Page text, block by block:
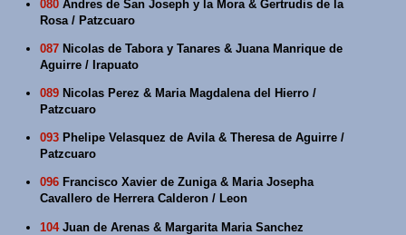
080 Andres de San Joseph y la Mora & Gertrudis de la
Rosa / Patzcuaro
087 Nicolas de Tabora y Tanares & Juana Manrique de
Aguirre / Irapuato
089 Nicolas Perez & Maria Magdalena del Hierro /
Patzcuaro
093 Phelipe Velasquez de Avila & Theresa de Aguirre /
Patzcuaro
096 Francisco Xavier de Zuniga & Maria Josepha
Cavallero de Herrera Calderon / Leon
104Juan de Arenas & Margarita Maria Sanchez